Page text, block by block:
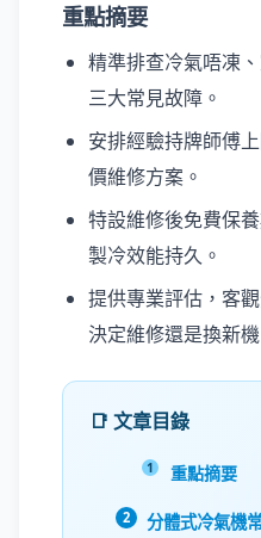
重點摘要
精準排查冷氣唔凍
三大常見故障。
安排經驗持牌師傅
價維修方案。
特設維修後免費保
製冷效能持久。
提供專業評估，客
決定維修還是換新機
📑 文章目錄
重點摘要
分體式冷氣機